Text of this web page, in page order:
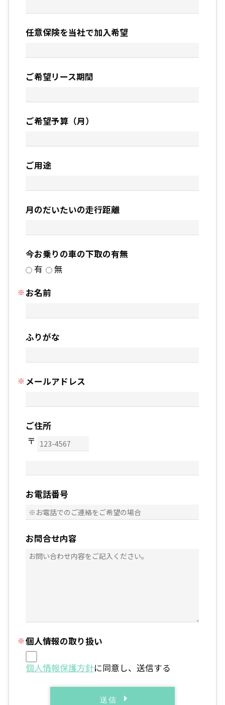
任意保険を当社で加入希望
ご希望リース期間
ご希望予算（月）
ご用途
月のだいたいの走行距離
今お乗りの車の下取の有無
有
無
お名前
ふりがな
メールアドレス
ご住所
お電話番号
お問合せ内容
個人情報の取り扱い
個人情報保護方針に同意し、送信する